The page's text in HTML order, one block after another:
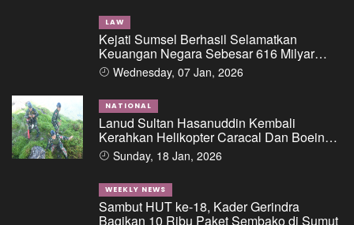
LAW
Kejati Sumsel Berhasil Selamatkan
Keuangan Negara Sebesar 616 Milyar
Dalam Perkara Dugaan Tipikor Pemberian
Fasilitas Pinjaman/Kredit Dari Salah Satu
Bank Pemerintah Kepada PT. BSS Dan PT.
SAL
Wednesday, 07 Jan, 2026
NATIONAL
Lanud Sultan Hasanuddin Kembali
Kerahkan Helikopter Caracal Dan Boeing
Intai Strategis, Lokasi Jatuhnya Pesawat
ATR 42-500 Berhasil Diidentifikasi
Sunday, 18 Jan, 2026
WEEKLY NEWS
Sambut HUT ke-18, Kader Gerindra
Bagikan 10 Ribu Paket Sembako di Sumut